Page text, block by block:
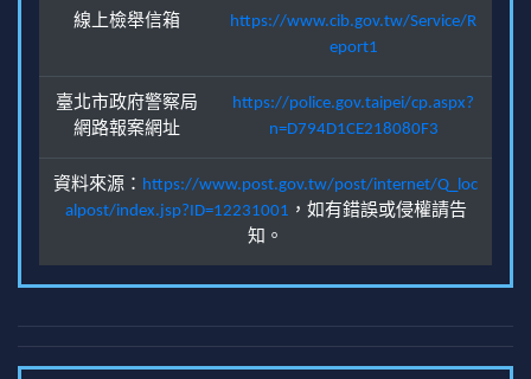
線上檢舉信箱
https://www.cib.gov.tw/Service/R
eport1
臺北市政府警察局
網路報案網址
https://police.gov.taipei/cp.aspx?
n=D794D1CE218080F3
資料來源： https://www.post.gov.tw/post/internet/Q_loc
alpost/index.jsp?ID=12231001 ，如有錯誤或侵權請告
知。